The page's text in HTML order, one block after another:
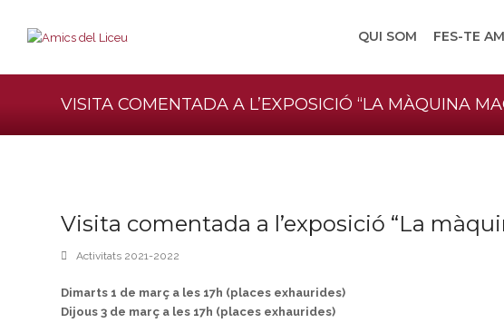
QUI SOM FES-TE
VISITA COMENTADA A L’EXPOSICIÓ “LA MÀQUINA
Visita comentada a l’exposició “La
Activitats 2021-2022
Dimarts 1 de març a les 17h (places exhaurides)
Dijous 3 de març a les 17h (places exhaurides)